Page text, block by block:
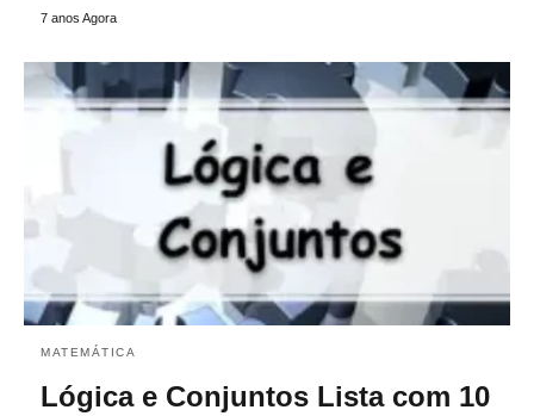
7 anos Agora
MATEMÁTICA
Lógica e Conjuntos Lista com 10